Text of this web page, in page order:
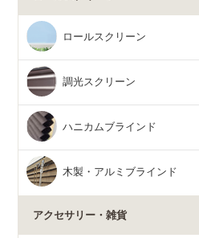
ロールスクリーン
調光スクリーン
ハニカムブラインド
木製・アルミブラインド
アクセサリー・雑貨